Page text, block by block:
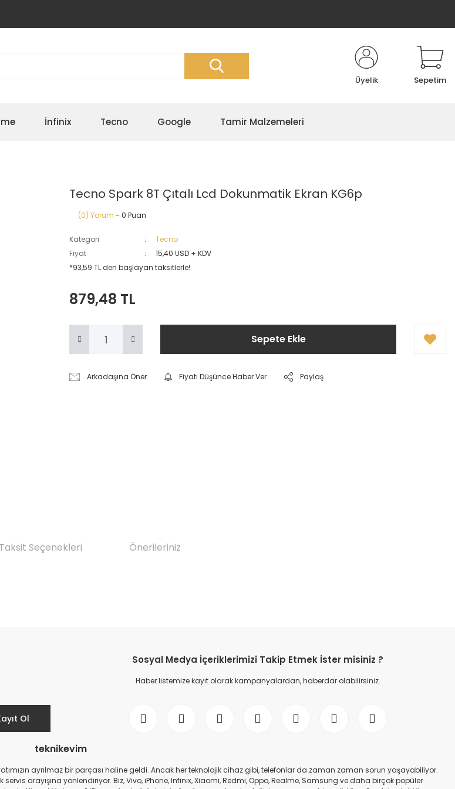
Üyelik Sepetim
İnfinix Tecno Google Tamir Malzemeleri
Tecno Spark 8T Çıtalı Lcd Dokunmatik Ekran KG6p
(0) Yorum - 0 Puan
Kategori
Tecno
Fiyat
15,40 USD + KDV
*93,59 TL den başlayan taksitlerle!
879,48 TL
Sepete Ekle
Arkadaşına Öner Fiyatı Düşünce Haber Ver Paylaş
Taksit Seçenekleri Önerileriniz
Ol
Sosyal Medya İçeriklerimizi Takip Etmek İster misiniz ?
Haber listemize kayıt olarak kampanyalardan, haberdar olabilirsiniz.
teknikevim
ayrılmaz bir parçası haline geldi. Ancak her teknolojik cihaz gibi, telefonlar da zaman zaman sorun yaşayabiliyor.
servis arayışına yönlendiriyor. Biz, Vivo, iPhone, Infinix, Xiaomi, Redmi, Oppo, Realme, Samsung ve daha birçok popüler